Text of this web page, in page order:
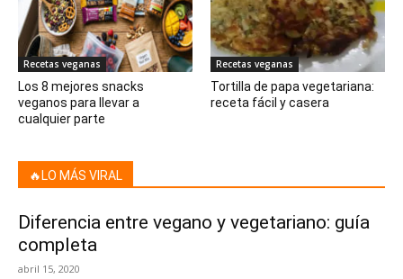
Recetas veganas
Los 8 mejores snacks
veganos para llevar a
cualquier parte
Recetas veganas
Tortilla de papa vegetariana:
receta fácil y casera
🔥LO MÁS VIRAL
Diferencia entre vegano y vegetariano: guía
completa
abril 15, 2020